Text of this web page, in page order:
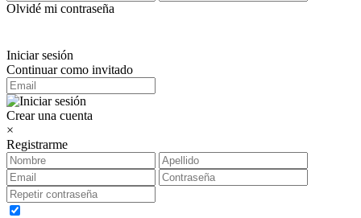
Olvidé mi contraseña
Iniciar sesión
Continuar como invitado
Crear una cuenta
×
Registrarme